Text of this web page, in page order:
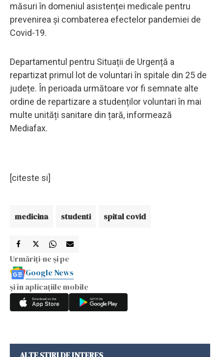
măsuri în domeniul asistenței medicale pentru
prevenirea și combaterea efectelor pandemiei de
Covid-19.
Departamentul pentru Situații de Urgență a
repartizat primul lot de voluntari în spitale din 25 de
județe. În perioada următoare vor fi semnate alte
ordine de repartizare a studenților voluntari în mai
multe unități sanitare din țară, informează
Mediafax.
[citeste si]
medicina studenti spital covid
Urmăriți-ne și pe
Google News
și în aplicațiile mobile
ALTE ȘTIRI DE INTERES